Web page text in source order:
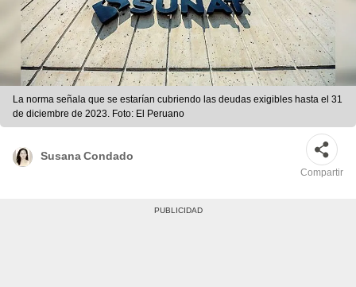
La norma señala que se estarían cubriendo las deudas exigibles hasta el 31
de diciembre de 2023. Foto: El Peruano
Susana Condado
Compartir